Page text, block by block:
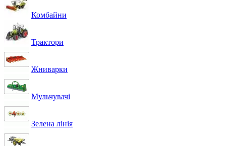
Комбайни
Трактори
Жниварки
Мульчувачі
Зелена лінія